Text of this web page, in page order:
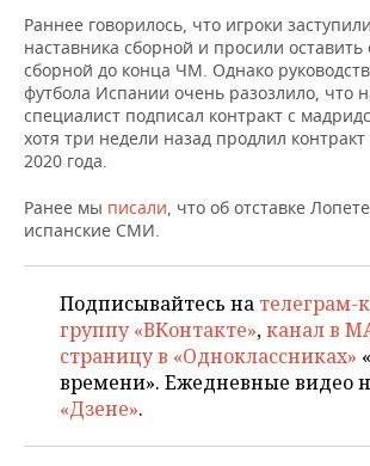
НЕФТЬ
ОПК
ЭНЕРГЕТИКА
РОЗНИЧНАЯ ТОРГОВЛЯ
ТРАНСПОРТ
УСЛУГИ
НОВОСТИ ТЕХНОЛОГИЙ
IT
МЕДИА
МЕРОПРИЯТИЯ
НОВОСТИ МЕРОПРИЯТИЙ
ВЫЕЗДНАЯ РЕДАКЦИЯ
ONLINE-КОНФЕРЕНЦИИ
СПОРТ
НОВОСТИ СПОРТА
ХОККЕЙ
ВОЛЕЙБОЛ
КИБЕРСПОРТ
ФИГУРНОЕ КАТАНИЕ
ОБЩЕСТВО
ВЛАСТЬ
ИСТОРИЯ
КУЛЬТУРА
МЕДИЦИНА
СЮЖЕТЫ
СПИСОК ПЕРСОН
СПИСОК КОМПАНИЙ
ПОЛНАЯ ВЕРСИЯ
Раннее говорилось, что игроки
наставника сборной и просили оставить
сборной до конца ЧМ. Однако
футбола Испании очень разозлило, что
специалист подписал контракт с
хотя три недели назад продлил
2020 года.
Ранее мы писали, что об отставке
испанские СМИ.
Подписывайтесь на телеграм-
группу «ВКонтакте»,канал в
страницу в «Одноклассниках»
времени». Ежедневные видео
«Дзене».